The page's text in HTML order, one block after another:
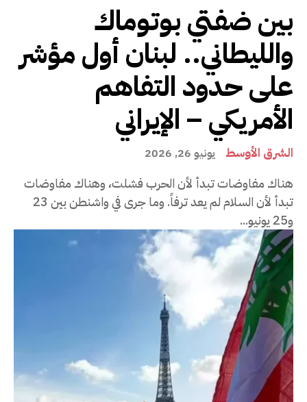
بين ضفتي بوتوماك
والليطاني.. لبنان أول مؤشر
على حدود التفاهم
الأمريكي – الإيراني
الشرق الأوسط يونيو 26, 2026
هناك مفاوضات تبدأ لأن الحرب فشلت، وهناك مفاوضات
تبدأ لأن السلام لم يعد ترفاً. وما جرى في واشنطن بين 23
و25 يونيو...